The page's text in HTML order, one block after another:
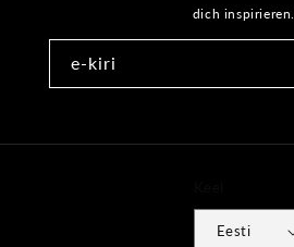
dich inspirieren.
e-kiri
Eesti